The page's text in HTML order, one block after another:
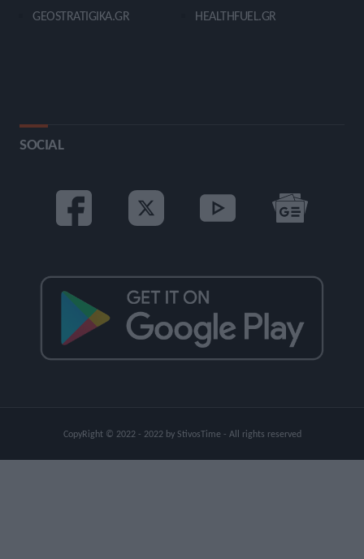
GEOSTRATIGIKA.GR
HEALTHFUEL.GR
SOCIAL
CopyRight © 2022 - 2022 by StivosTime - All rights reserved